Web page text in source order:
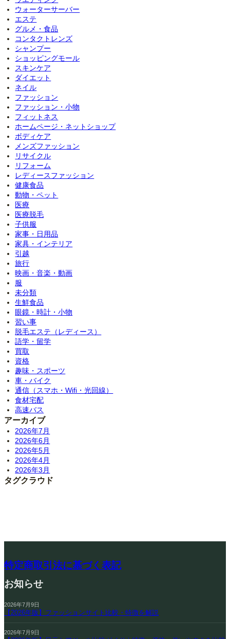
ウォーターサーバー
エステ
グルメ・食品
コンタクトレンズ
シャンプー
ショッピングモール
スキンケア
ダイエット
ネイル
ファッション
ファッション・小物
フィットネス
ホームページ・ネットショップ
ボディケア
メンズファッション
リサイクル
リフォーム
レディースファッション
健康食品
動物・ペット
医療
医療脱毛
子供服
家事・日用品
家具・インテリア
引越
旅行
映画・音楽・動画
服
未分類
生鮮食品
眼鏡・時計・小物
習い事
脱毛エステ（レディース）
語学・留学
買取
資格
趣味・スポーツ
車・バイク
通信（スマホ・Wifi・光回線）
食材宅配
高速バス
アーカイブ
2026年7月
2026年6月
2026年5月
2026年4月
2026年3月
タグクラウド
特定商取引法に基づく表記
お知らせ
2026年7月9日
【2026年版】ファッションサイト比較・特徴を解説
2026年7月9日